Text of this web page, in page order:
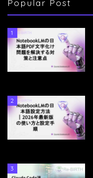
Popular Post
1
2
3